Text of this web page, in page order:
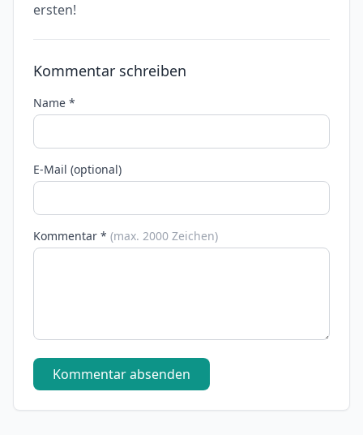
ersten!
Kommentar schreiben
Name *
E-Mail (optional)
Kommentar * (max. 2000 Zeichen)
Kommentar absenden